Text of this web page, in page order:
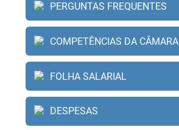
PERGUNTAS FREQUENTES
COMPETÊNCIAS DA CÂMARA
FOLHA SALARIAL
DESPESAS